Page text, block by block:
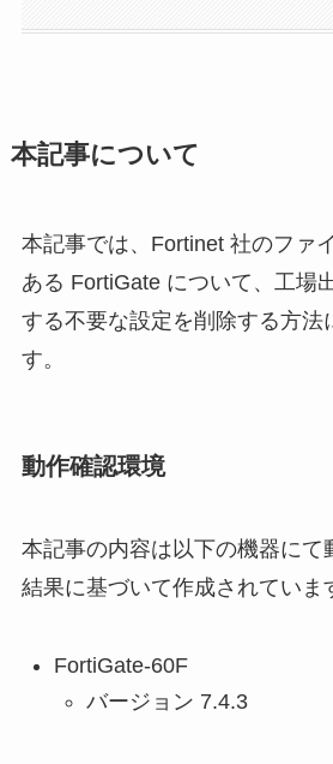
本記事について
本記事では、Fortinet 社のファ
ある FortiGate について、工場
する不要な設定を削除する方法
す。
動作確認環境
本記事の内容は以下の機器にて
結果に基づいて作成されていま
FortiGate-60F
バージョン 7.4.3